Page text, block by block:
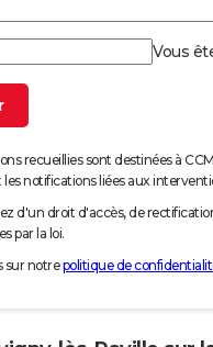
Vous
recueillies sont destinées à
les notifications liées aux
d'un droit d'accès, de
par la loi.
sur notrepolitique de